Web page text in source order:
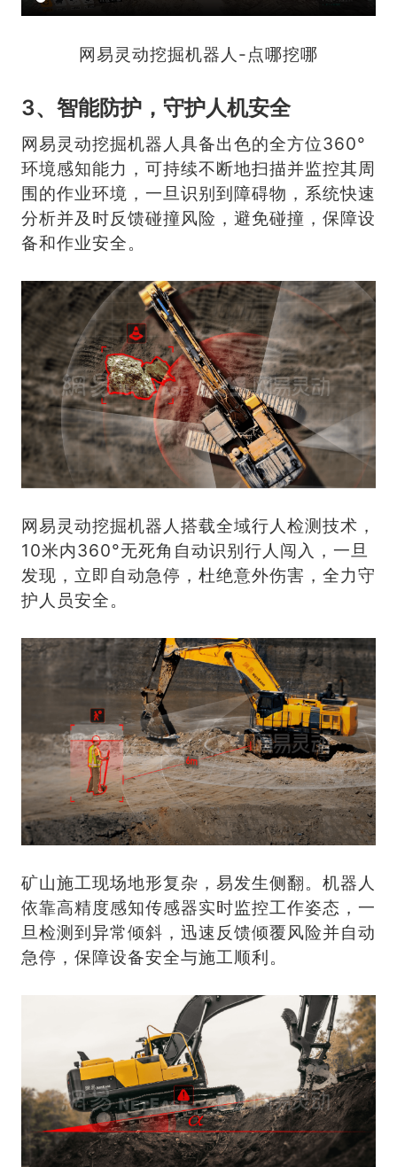
网易灵动挖掘机器人-点哪挖哪
3、智能防护，守护人机安全
网易灵动挖掘机器人具备出色的全方位360°
环境感知能力，可持续不断地扫描并监控其周
围的作业环境，一旦识别到障碍物，系统快速
分析并及时反馈碰撞风险，避免碰撞，保障设
备和作业安全。
网易灵动挖掘机器人搭载全域行人检测技术，
10米内360°无死角自动识别行人闯入，一旦
发现，立即自动急停，杜绝意外伤害，全力守
护人员安全。
矿山施工现场地形复杂，易发生侧翻。机器人
依靠高精度感知传感器实时监控工作姿态，一
旦检测到异常倾斜，迅速反馈倾覆风险并自动
急停，保障设备安全与施工顺利。